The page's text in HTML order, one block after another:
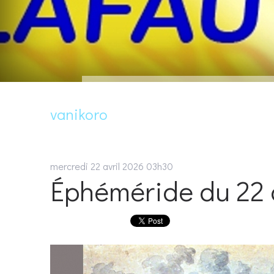
vanikoro
mercredi 22 avril 2026 03h30
Éphéméride du